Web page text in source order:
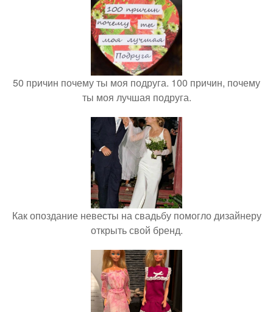
50 причин почему ты моя подруга. 100 причин, почему
ты моя лучшая подруга.
Как опоздание невесты на свадьбу помогло дизайнеру
открыть свой бренд.